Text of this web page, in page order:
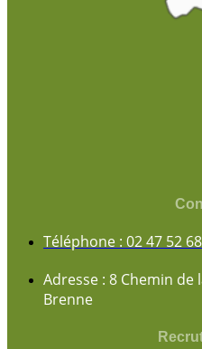
Téléphone : 02 47 52
Adresse : 8 Chemin
Brenne